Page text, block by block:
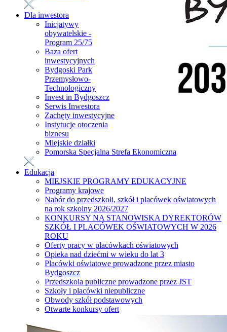
Dla inwestora
Inicjatywy
obywatelskie -
Program 25/75
Baza ofert
inwestycyjnych
Bydgoski Park
Przemysłowo-
Technologiczny
Invest in Bydgoszcz
Serwis Inwestora
Zachęty inwestycyjne
Instytucje otoczenia
biznesu
Miejskie działki
Pomorska Specjalna Strefa Ekonomiczna
Edukacja
MIEJSKIE PROGRAMY EDUKACYJNE
Programy krajowe
Nabór do przedszkoli, szkół i placówek oświatowych
na rok szkolny 2026/2027
KONKURSY NA STANOWISKA DYREKTORÓW
SZKÓŁ I PLACÓWEK OŚWIATOWYCH W 2026
ROKU
Oferty pracy w placówkach oświatowych
Opieka nad dziećmi w wieku do lat 3
Placówki oświatowe prowadzone przez miasto
Bydgoszcz
Przedszkola publiczne prowadzone przez JST
Szkoły i placówki niepubliczne
Obwody szkół podstawowych
Otwarte konkursy ofert